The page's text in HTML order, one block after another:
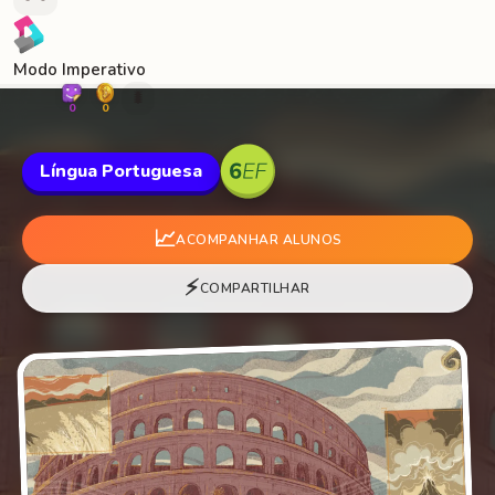
Modo Imperativo
0 0
Língua Portuguesa
📈ACOMPANHAR ALUNOS
⚡COMPARTILHAR